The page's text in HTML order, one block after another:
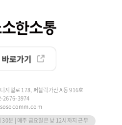
지털로 178, 퍼블릭가산 A동 916호
2676-3974
분 | 매주 금요일은 낮 12시까지 근무